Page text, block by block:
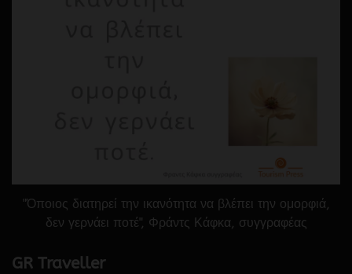
"Όποιος διατηρεί την ικανότητα να βλέπει την ομορφιά,
δεν γερνάει ποτέ", Φράντς Κάφκα, συγγραφέας
GR Traveller